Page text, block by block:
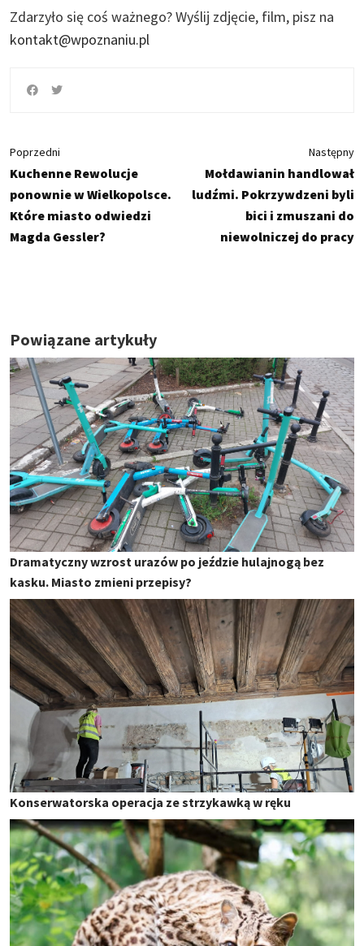
Zdarzyło się coś ważnego?Wyślij zdjęcie, film, pisz na
kontakt@wpoznaniu.pl
Poprzedni
Kuchenne Rewolucje
ponownie w Wielkopolsce.
Które miasto odwiedzi
Magda Gessler?
Następny
Mołdawianin handlował
ludźmi. Pokrzywdzeni byli
bici i zmuszani do
niewolniczej do pracy
Powiązane artykuły
Dramatyczny wzrost urazów po jeździe hulajnogą bez
kasku. Miasto zmieni przepisy?
Konserwatorska operacja ze strzykawką w ręku